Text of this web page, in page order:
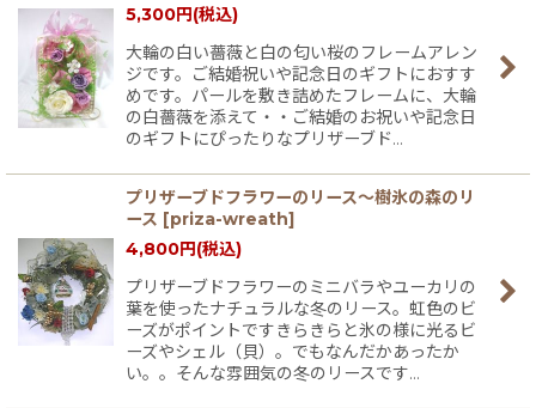
5,300円(税込)
大輪の白い薔薇と白の匂い桜のフレームアレン
ジです。ご結婚祝いや記念日のギフトにおすす
めです。パールを敷き詰めたフレームに、大輪
の白薔薇を添えて・・ご結婚のお祝いや記念日
のギフトにぴったりなプリザーブド…
プリザーブドフラワーのリース〜樹氷の森のリ
ース [priza-wreath]
4,800円(税込)
プリザーブドフラワーのミニバラやユーカリの
葉を使ったナチュラルな冬のリース。虹色のビ
ーズがポイントですきらきらと氷の様に光るビ
ーズやシェル（貝）。でもなんだかあったか
い。。そんな雰囲気の冬のリースです…